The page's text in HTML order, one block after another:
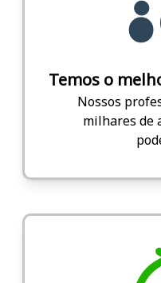
Temos o
Nossos
milhares de